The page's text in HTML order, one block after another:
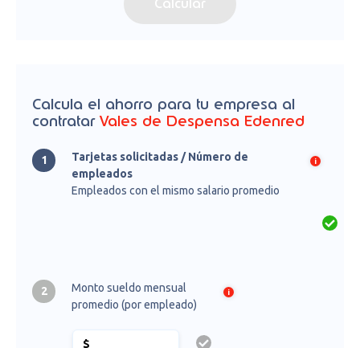
Calcular
Calcula el ahorro para tu empresa al
contratar Vales de Despensa Edenred
1
Tarjetas solicitadas / Número de
empleados
Empleados con el mismo salario promedio
2
Monto sueldo mensual
promedio (por empleado)